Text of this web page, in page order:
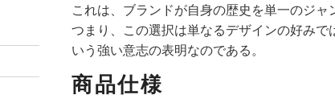
これは、ブランドが自身の歴史を単一のジ
つまり、この選択は単なるデザインの好み
いう強い意志の表明なのである。
商品仕様